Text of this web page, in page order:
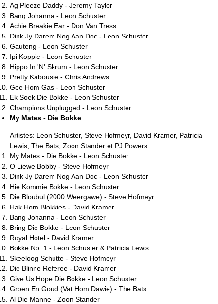
Ag Pleeze Daddy - Jeremy Taylor
Bang Johanna - Leon Schuster
Achie Breakie Ear - Don Van Tress
Dink Jy Darem Nog Aan Doc - Leon Schuster
Gauteng - Leon Schuster
Ipi Koppie - Leon Schuster
Hippo In 'N' Skrum - Leon Schuster
Pretty Kabousie - Chris Andrews
Gee Hom Gas - Leon Schuster
Ek Soek Die Bokke - Leon Schuster
Champions Unplugged - Leon Schuster
My Mates - Die Bokke
Artistes: Leon Schuster, Steve Hofmeyr, David Kramer, Patricia
Lewis, The Bats, Zoon Stander et PJ Powers
My Mates - Die Bokke - Leon Schuster
O Liewe Bobby - Steve Hofmeyr
Dink Jy Darem Nog Aan Doc - Leon Schuster
Hie Kommie Bokke - Leon Schuster
Die Bloubul (2000 Weergawe) - Steve Hofmeyr
Hak Hom Blokkies - David Kramer
Bang Johanna - Leon Schuster
Bring Die Bokke - Leon Schuster
Royal Hotel - David Kramer
Bokke No. 1 - Leon Schuster & Patricia Lewis
Skeeloog Schutte - Steve Hofmeyr
Die Blinne Referee - David Kramer
Give Us Hope Die Bokke - Leon Schuster
Groen En Goud (Vat Hom Dawie) - The Bats
Al Die Manne - Zoon Stander